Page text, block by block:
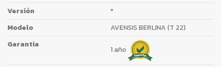
Versión
*
Modelo
AVENSIS BERLINA (T 22)
Garantia
1 año